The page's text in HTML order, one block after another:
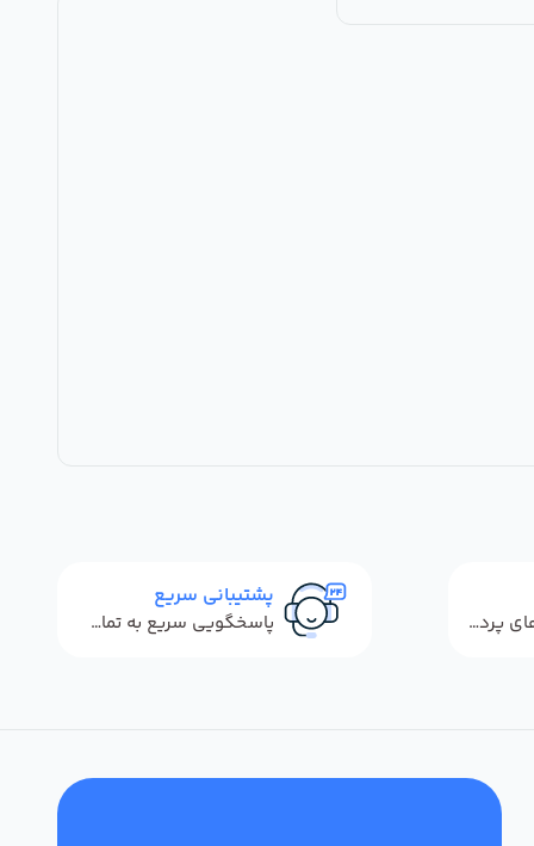
استفاده از روش‌های پرداخت امن
پشتیبانی سریع
پاسخگویی سریع به تماس‌ها و پیام‌ها